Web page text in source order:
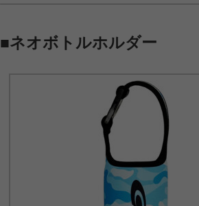
■ネオボトルホルダー